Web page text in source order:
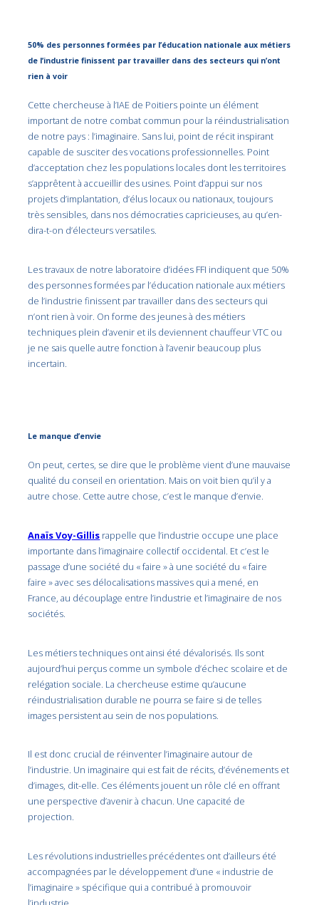
50% des personnes formées par l’éducation nationale aux métiers
de l’industrie finissent par travailler dans des secteurs qui n’ont
rien à voir
Cette chercheuse à l’IAE de Poitiers pointe un élément
important de notre combat commun pour la réindustrialisation
de notre pays : l’imaginaire. Sans lui, point de récit inspirant
capable de susciter des vocations professionnelles. Point
d’acceptation chez les populations locales dont les territoires
s’apprêtent à accueillir des usines. Point d’appui sur nos
projets d’implantation, d’élus locaux ou nationaux, toujours
très sensibles, dans nos démocraties capricieuses, au qu’en-
dira-t-on d’électeurs versatiles.
Les travaux de notre laboratoire d’idées FFI indiquent que 50%
des personnes formées par l’éducation nationale aux métiers
de l’industrie finissent par travailler dans des secteurs qui
n’ont rien à voir. On forme des jeunes à des métiers
techniques plein d’avenir et ils deviennent chauffeur VTC ou
je ne sais quelle autre fonction à l’avenir beaucoup plus
incertain.
Le manque d’envie
On peut, certes, se dire que le problème vient d’une mauvaise
qualité du conseil en orientation. Mais on voit bien qu’il y a
autre chose. Cette autre chose, c’est le manque d’envie.
Anaïs Voy-Gillis rappelle que l’industrie occupe une place
importante dans l’imaginaire collectif occidental. Et c’est le
passage d’une société du « faire » à une société du « faire
faire » avec ses délocalisations massives qui a mené, en
France, au découplage entre l’industrie et l’imaginaire de nos
sociétés.
Les métiers techniques ont ainsi été dévalorisés. Ils sont
aujourd’hui perçus comme un symbole d’échec scolaire et de
relégation sociale. La chercheuse estime qu’aucune
réindustrialisation durable ne pourra se faire si de telles
images persistent au sein de nos populations.
Il est donc crucial de réinventer l’imaginaire autour de
l’industrie. Un imaginaire qui est fait de récits, d’événements et
d’images, dit-elle. Ces éléments jouent un rôle clé en offrant
une perspective d’avenir à chacun. Une capacité de
projection.
Les révolutions industrielles précédentes ont d’ailleurs été
accompagnées par le développement d’une « industrie de
l’imaginaire » spécifique qui a contribué à promouvoir